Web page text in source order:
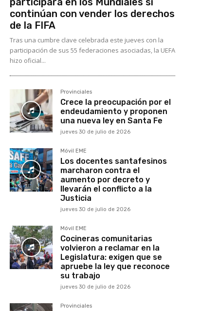
continúan con vender los derechos
de la FIFA
Tras una cumbre clave celebrada este jueves con la
participación de sus 55 federaciones asociadas, la UEFA
hizo oficial...
Provinciales
Crece la preocupación por el
endeudamiento y proponen
una nueva ley en Santa Fe
jueves 30 de julio de 2026
Móvil EME
Los docentes santafesinos
marcharon contra el
aumento por decreto y
llevarán el conflicto a la
Justicia
jueves 30 de julio de 2026
Móvil EME
Cocineras comunitarias
volvieron a reclamar en la
Legislatura: exigen que se
apruebe la ley que reconoce
su trabajo
jueves 30 de julio de 2026
Provinciales